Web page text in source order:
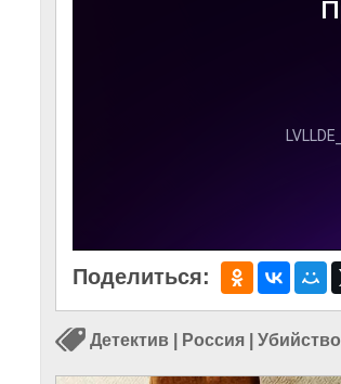
Поделиться:
Детектив Россия Убийство